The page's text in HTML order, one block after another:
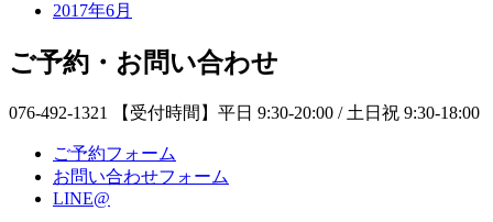
2017年6月
ご予約・お問い合わせ
076-492-1321 【受付時間】平日 9:30-20:00 / 土日祝 9:30-18:00
ご予約フォーム
お問い合わせフォーム
LINE@